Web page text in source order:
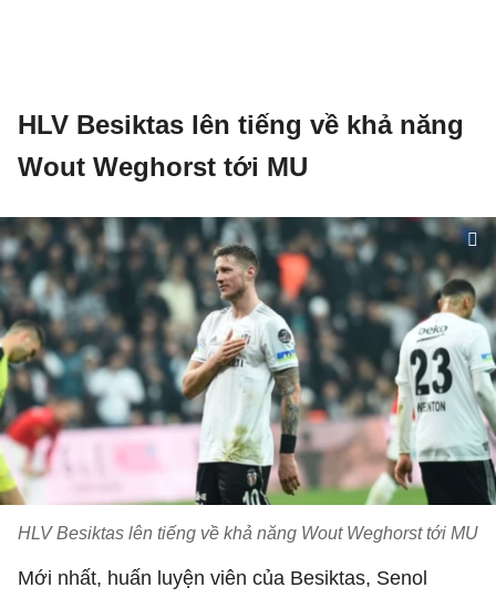
HLV Besiktas lên tiếng về khả năng
Wout Weghorst tới MU
HLV Besiktas lên tiếng về khả năng Wout Weghorst tới MU
Mới nhất, huấn luyện viên của Besiktas, Senol